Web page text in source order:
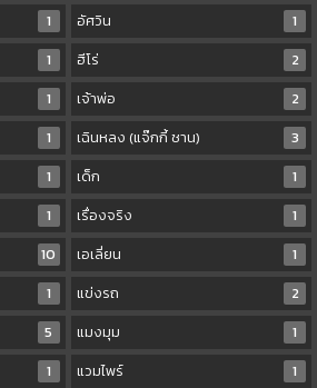
1 อัศวิน
1
1 ฮีโร่
2
1 เจ้าพ่อ
2
1 เฉินหลง (แจ๊กกี้ ชาน)
3
1 เด็ก
1
1 เรื่องจริง
1
10 เอเลี่ยน
1
1 แข่งรถ
2
5 แมงมุม
1
1 แวมไพร์
1